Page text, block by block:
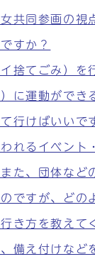
共同参画の
すか？
捨てごみ）
に運動がで
行けばいいで
れるイベント
た、団体な
ですが、どの
き方を教えて
備え付けなど